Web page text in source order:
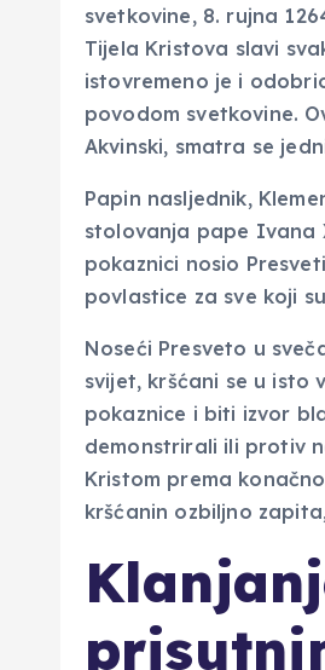
svetkovine, 8. rujna
Tijela Kristova slavi
istovremeno je i
povodom svetkovine.
Akvinski, smatra se
Papin nasljednik,
stolovanja pape Ivana
pokaznici nosio
povlastice za sve koji
Noseći Presveto u
svijet, kršćani se u isto
pokaznice i biti izvor
demonstrirali ili protiv
Kristom prema
kršćanin ozbiljno